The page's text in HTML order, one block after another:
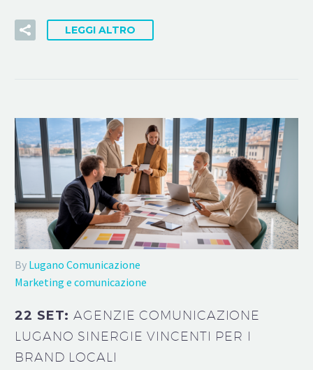
LEGGI ALTRO
By Lugano Comunicazione
Marketing e comunicazione
22 SET:AGENZIE COMUNICAZIONE
LUGANO SINERGIE VINCENTI PER I
BRAND LOCALI